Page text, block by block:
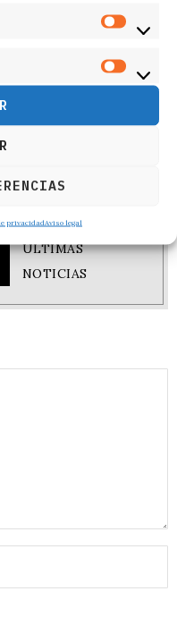
privacidadAviso legal
Al Qaeda, Al
terrorista se ha ido
ISIS. Llegó a
llegó a imponer un
-en términos más
de Siria e Irak.
ÚLTIMAS
NOTICIAS